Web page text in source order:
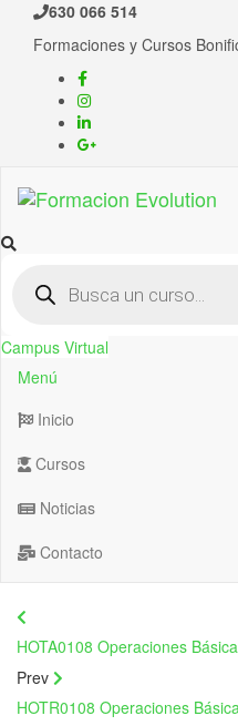
630 066 514
Formaciones y Cursos
Campus Virtual
Menú
Inicio
Cursos
Noticias
Contacto
HOTA0108 Operaciones
Prev
HOTR0108 Operaciones